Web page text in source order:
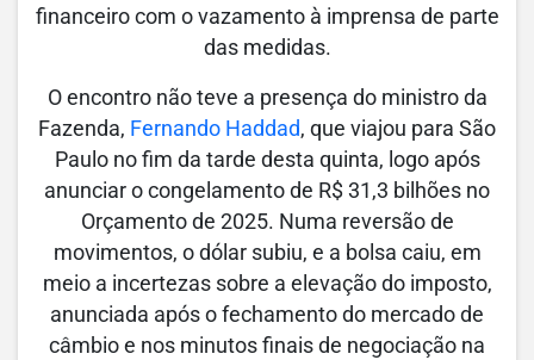
financeiro com o vazamento à imprensa de parte
das medidas.
O encontro não teve a presença do ministro da
Fazenda, Fernando Haddad, que viajou para São
Paulo no fim da tarde desta quinta, logo após
anunciar o congelamento de R$ 31,3 bilhões no
Orçamento de 2025. Numa reversão de
movimentos, o dólar subiu, e a bolsa caiu, em
meio a incertezas sobre a elevação do imposto,
anunciada após o fechamento do mercado de
câmbio e nos minutos finais de negociação na